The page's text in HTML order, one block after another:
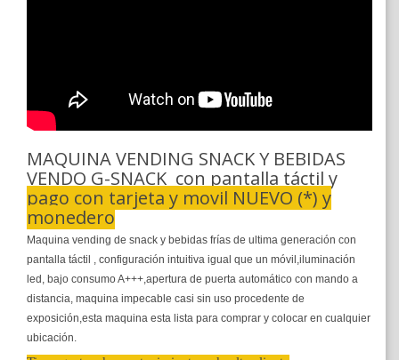
MAQUINA VENDING SNACK Y BEBIDAS
VENDO G-SNACK con pantalla táctil y
pago con tarjeta y movil NUEVO (*) y
monedero
Maquina vending de snack y bebidas frías de ultima generación con
pantalla táctil , configuración intuitiva igual que un móvil,iluminación
led, bajo consumo A+++,apertura de puerta automático con mando a
distancia, maquina impecable casi sin uso procedente de
exposición,esta maquina esta lista para comprar y colocar en cualquier
ubicación.